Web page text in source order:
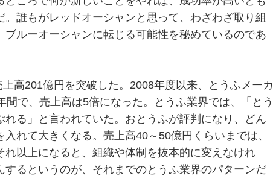
誰もがレッドオーシャンと思って、わざわざ取り組
ルーオーシャンに転じる可能性を秘めているのであ
高201億円を突破した。2008年度以来、とうふメーカ
で、売上高は5倍になった。とうふ業界では、「とう
る」と言われていた。おとうふが評判になり、どん
れて大きくなる。売上高40～50億円くらいまでは、
以上になると、組織や体制を抜本的に変えなけれ
るというのが、それまでのとうふ業界のパターンだ